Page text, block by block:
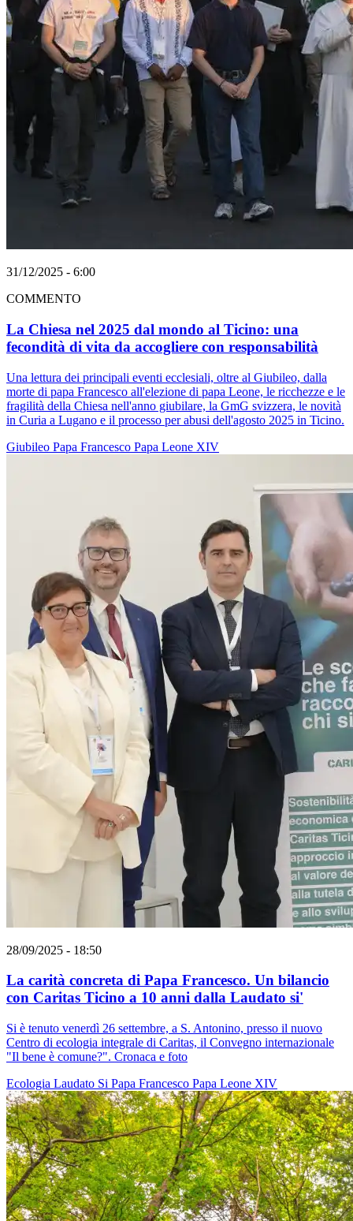
31/12/2025 - 6:00
COMMENTO
La Chiesa nel 2025 dal mondo al Ticino: una
fecondità di vita da accogliere con responsabilità
Una lettura dei principali eventi ecclesiali, oltre al Giubileo, dalla
morte di papa Francesco all'elezione di papa Leone, le ricchezze e le
fragilità della Chiesa nell'anno giubilare, la GmG svizzera, le novità
in Curia a Lugano e il processo per abusi dell'agosto 2025 in Ticino.
Giubileo Papa Francesco Papa Leone XIV
28/09/2025 - 18:50
La carità concreta di Papa Francesco. Un bilancio
con Caritas Ticino a 10 anni dalla Laudato si'
Si è tenuto venerdì 26 settembre, a S. Antonino, presso il nuovo
Centro di ecologia integrale di Caritas, il Convegno internazionale
"Il bene è comune?". Cronaca e foto
Ecologia Laudato Si Papa Francesco Papa Leone XIV